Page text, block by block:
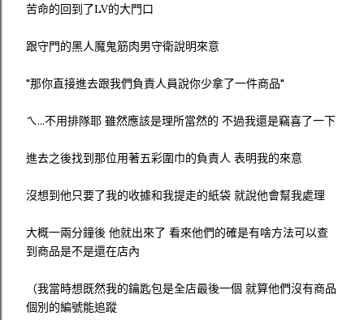
苦命的回到了LV的大門口
跟守門的黑人魔鬼筋肉男守衛說明來意
"那你直接進去跟我們負責人員說你少拿了一件商品"
ㄟ...不用排隊耶 雖然應該是理所當然的 不過我還是竊喜了一下
進去之後找到那位用著五彩圍巾的負責人 表明我的來意
沒想到他只要了我的收據和我提走的紙袋 就說他會幫我處理
大概一兩分鐘後 他就出來了 看來他們的確是有啥方法可以查
到商品是不是還在店內
（我當時想既然我的鑰匙包是全店最後一個 就算他們沒有商品
個別的編號能追蹤